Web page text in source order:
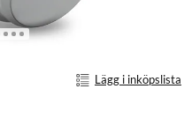
Lägg i inköpslista